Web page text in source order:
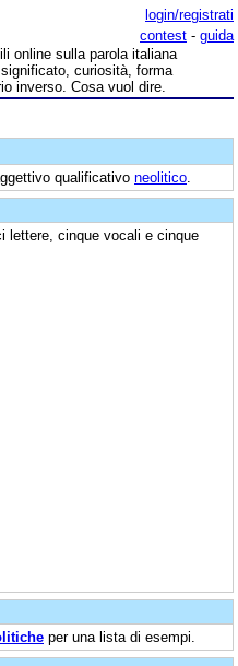
login/registrati
contest - guida
online sulla parola italiana
curiosità, forma
inverso. Cosa vuol dire.
qualificativo neolitico
lettere, cinque vocali e cinque
per una lista di esempi.